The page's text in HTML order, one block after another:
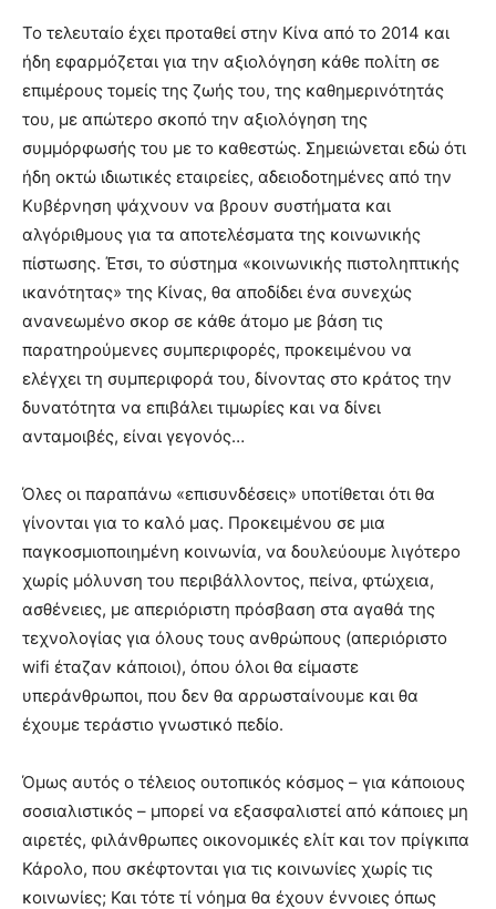
Το τελευταίο έχει προταθεί στην Κίνα από το 2014 και
ήδη εφαρμόζεται για την αξιολόγηση κάθε πολίτη σε
επιμέρους τομείς της ζωής του, της καθημερινότητάς
του, με απώτερο σκοπό την αξιολόγηση της
συμμόρφωσής του με το καθεστώς. Σημειώνεται εδώ ότι
ήδη οκτώ ιδιωτικές εταιρείες, αδειοδοτημένες από την
Κυβέρνηση ψάχνουν να βρουν συστήματα και
αλγόριθμους για τα αποτελέσματα της κοινωνικής
πίστωσης. Έτσι, το σύστημα «κοινωνικής πιστοληπτικής
ικανότητας» της Κίνας, θα αποδίδει ένα συνεχώς
ανανεωμένο σκορ σε κάθε άτομο με βάση τις
παρατηρούμενες συμπεριφορές, προκειμένου να
ελέγχει τη συμπεριφορά του, δίνοντας στο κράτος την
δυνατότητα να επιβάλει τιμωρίες και να δίνει
ανταμοιβές, είναι γεγονός…
Όλες οι παραπάνω «επισυνδέσεις» υποτίθεται ότι θα
γίνονται για το καλό μας. Προκειμένου σε μια
παγκοσμιοποιημένη κοινωνία, να δουλεύουμε λιγότερο
χωρίς μόλυνση του περιβάλλοντος, πείνα, φτώχεια,
ασθένειες, με απεριόριστη πρόσβαση στα αγαθά της
τεχνολογίας για όλους τους ανθρώπους (απεριόριστο
wifi έταζαν κάποιοι), όπου όλοι θα είμαστε
υπεράνθρωποι, που δεν θα αρρωσταίνουμε και θα
έχουμε τεράστιο γνωστικό πεδίο.
Όμως αυτός ο τέλειος ουτοπικός κόσμος – για κάποιους
σοσιαλιστικός – μπορεί να εξασφαλιστεί από κάποιες μη
αιρετές, φιλάνθρωπες οικονομικές ελίτ και τον πρίγκιπα
Κάρολο, που σκέφτονται για τις κοινωνίες χωρίς τις
κοινωνίες; Και τότε τί νόημα θα έχουν έννοιες όπως